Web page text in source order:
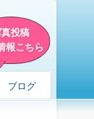
投稿
報こちら
ブログ